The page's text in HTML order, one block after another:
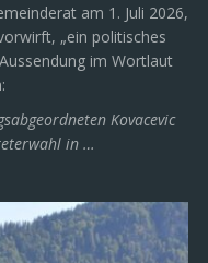
am 1. Juli 2026,
„ein politisches
im Wortlaut
Kovacevic
in …